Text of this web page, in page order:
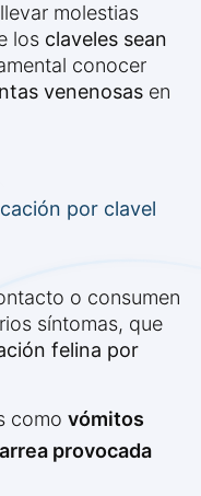
molestias
los claveles sean
conocer
venenosas en
por clavel
o consumen
síntomas, que
felina por
como vómitos
provocada